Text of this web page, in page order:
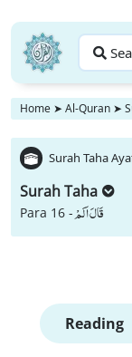
Home ➤ Al-Quran ➤
Surah Taha
Surah Taha
Para 16 -قَالَ اَلَمْ
Reading